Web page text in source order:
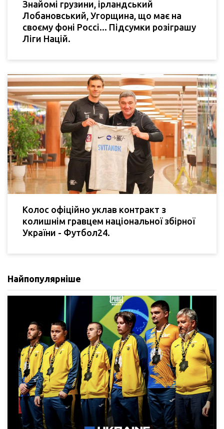
Знайомі грузини, ірландський
Лобановський, Угорщина, що має на
своєму фоні Россі... Підсумки розіграшу
Ліги Націй.
Колос офіційно уклав контракт з
колишнім гравцем національної збірної
України - Футбол24.
Найпопулярніше